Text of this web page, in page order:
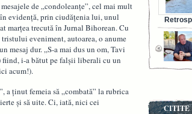
de „condoleanţe”, cel mai mult
evidenţă, prin ciudăţenia lui, unul
marţea trecută în Jurnal Bihorean. Cu
eveniment, autoarea, o anume
mesaj dur. „S-a mai dus un om, Tavi
fiind, i-a bătut pe falşii liberali cu un
acum!).
ţinut femeia să „combată” la rubrica
şi să uite. Ci, iată, nici cei
Bunul
CITITE